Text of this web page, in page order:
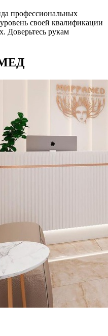
профессиональных
своей квалификации
Доверьтесь рукам